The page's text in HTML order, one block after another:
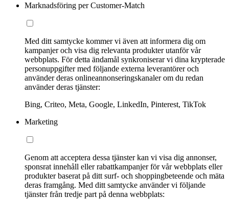
Marknadsföring per Customer-Match
Med ditt samtycke kommer vi även att informera dig om
kampanjer och visa dig relevanta produkter utanför vår
webbplats. För detta ändamål synkroniserar vi dina krypterade
personuppgifter med följande externa leverantörer och
använder deras onlineannonseringskanaler om du redan
använder deras tjänster:
Bing, Criteo, Meta, Google, LinkedIn, Pinterest, TikTok
Marketing
Genom att acceptera dessa tjänster kan vi visa dig annonser,
sponsrat innehåll eller rabattkampanjer för vår webbplats eller
produkter baserat på ditt surf- och shoppingbeteende och mäta
deras framgång. Med ditt samtycke använder vi följande
tjänster från tredje part på denna webbplats: